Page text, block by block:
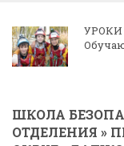
ШКОЛА
ОТДЕЛЕНИЯ »